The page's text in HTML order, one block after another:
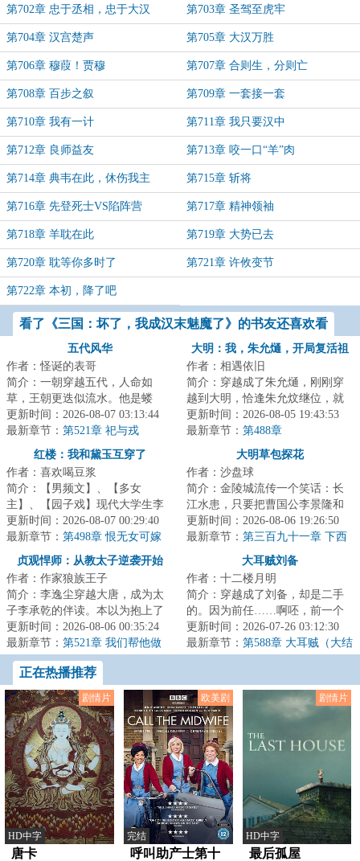
第702章 忠于丞相，忠于大汉 第703章 圣驾至虎牢
第704章 汉宫楚声 第705章 大汉万胜
第706章 穆葭！贾穆 第707章 合则生，分则亡
第708章 百步之叙 第709章 一套接一套
第710章 我有一计 第711章 我只要汉中
第712章 良师益友 第713章 咬一口“羊”肉
第714章 典韦在此，休伤我主 第715章 斩将
第716章 先登死士VS陷阵营 第717章 精神领袖
第718章 羊耽在此 第719章 大势已去
第720章 耽等你多时了 第721章 许攸变节
第722章 本初，降了吧
看了《三国：坏了，我成汉末魅魔了》的书友还喜欢看
五代风华
作者：怪诞的表哥
简介：一朝穿越五代，人命如
草，王朝更迭似流水。他是蝼
蚁，则撼参天巨树，为棋子，则
破天下局。布衣之志...
更新时间：2026-08-07 03:13:44
最新章节： 第521章 祀与戎
大明：我，朱允熥，开局复活祖
作者：相遇依旧
简介：穿越成了朱允熥，刚刚穿
越到大明，恰逢朱允炆继位，就
要拿自己开刀，三日后问斩；本
想做一个逍遥王...
更新时间：2026-08-05 19:43:53
最新章节： 第488章
红楼：我和黛玉互穿了
作者：喜欢喝豆浆
简介：【男频文】、【多女
主】、【园子戏】现代大学生李
宸穿越成为侯府二公子，却又神
奇与林黛玉互换了身...
更新时间：2026-08-07 00:29:40
最新章节： 第498章 恨无女可嫁
大明草包探花
作者：沙盘球
简介：金陵城流传一个笑话：长
江水患，只要把曹国公李景隆和
小方探花一起丢水里，就能堵住
河道了。毕竟两...
更新时间：2026-08-06 19:26:50
最新章节： 第三百九十一章 下西
贞观悍师：从教太子逆袭开始
作者：作家狼族王子
简介：李逸尘穿越大唐，成为太
子李承乾的伴读。本以为抱上了
未来皇帝的大腿，却惊恐发现一
年后，太子谋造...
更新时间：2026-08-06 00:35:24
最新章节： 第521章 我们帮他做
事，图什么？
大耳贼刘备
作者：十二楼月明
简介：穿越成了刘备，却是二手
的。因为前任……啊呸，前一个
穿越者也是穿越到刘备身上。前
任嗝屁了，我接...
更新时间：2026-07-26 03:12:30
最新章节： 第588章 大耳贼（大结
正在热播推荐
剧情片
HD中字
唐卡
欧美剧
完结
呼叫助产士第十
剧情片
HD中字
最后孤屋